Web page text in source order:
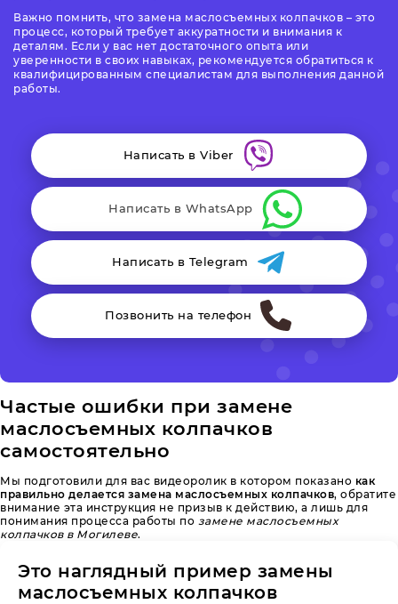
Важно помнить, что замена маслосъемных колпачков – это
процесс, который требует аккуратности и внимания к
деталям. Если у вас нет достаточного опыта или
уверенности в своих навыках, рекомендуется обратиться к
квалифицированным специалистам для выполнения данной
работы.
Написать в Viber
Написать в WhatsApp
Написать в Telegram
Позвонить на телефон
Частые ошибки при замене
маслосъемных колпачков
самостоятельно
Мы подготовили для вас видеоролик в котором показано как
правильно делается замена маслосъемных колпачков, обратите
внимание эта инструкция не призыв к действию, а лишь для
понимания процесса работы по замене маслосъемных
колпачков в Могилеве.
Это наглядный пример замены
маслосъемных колпачков